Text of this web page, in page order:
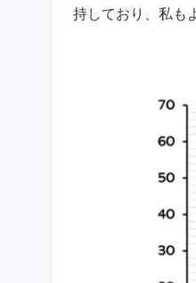
持しており、私も